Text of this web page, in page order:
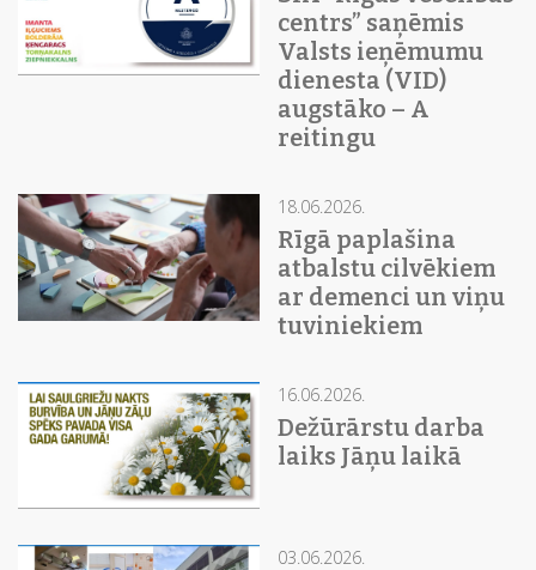
centrs” saņēmis
Valsts ieņēmumu
dienesta (VID)
augstāko – A
reitingu
18.06.2026.
Rīgā paplašina
atbalstu cilvēkiem
ar demenci un viņu
tuviniekiem
16.06.2026.
Dežūrārstu darba
laiks Jāņu laikā
03.06.2026.